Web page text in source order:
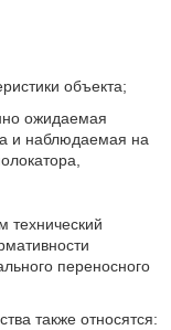
объекта;
ожидаемая
и наблюдаемая на
технический
переносного
также относятся: